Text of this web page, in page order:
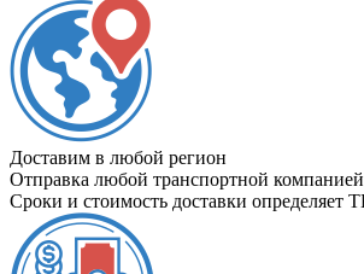
Доставим в любой регион
Отправка любой транспортной
Сроки и стоимость доставки определяет